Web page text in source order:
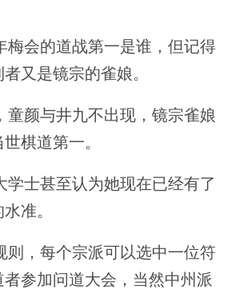
会的道战第一是谁，但记得
又是镜宗的雀娘。
颜与井九不出现，镜宗雀娘
棋道第一。
士甚至认为她现在已经有了
准。
，每个宗派可以选中一位符
参加问道大会，当然中州派